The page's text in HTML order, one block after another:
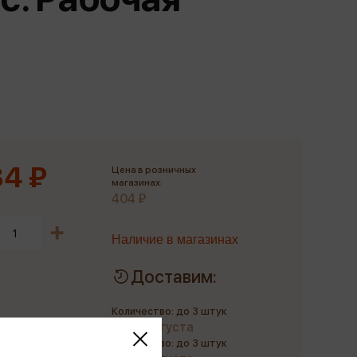
₽
Цена в розничных
магазинах:
404 ₽
Наличие в магазинах
Доставим:
Количество: до 3 штук
до 10 августа
Количество: до 3 штук